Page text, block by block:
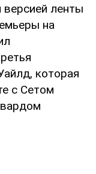
ленты
на
которая
с Сетом